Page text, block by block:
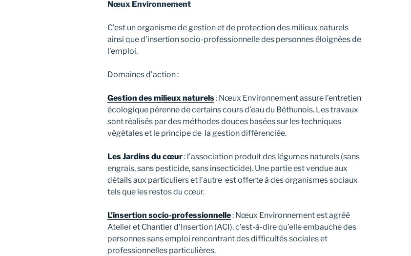
Nœux Environnement
C’est un organisme de gestion et de protection des milieux naturels
ainsi que d’insertion socio-professionnelle des personnes éloignées de
l’emploi.
Domaines d’action :
Gestion des milieux naturels: Nœux Environnement assure l’entretien
écologique pérenne de certains cours d’eau du Béthunois. Les travaux
sont réalisés par des méthodes douces basées sur les techniques
végétales et le principe de la gestion différenciée.
Les Jardins du cœur: l’association produit des légumes naturels (sans
engrais, sans pesticide, sans insecticide). Une partie est vendue aux
détails aux particuliers et l’autre est offerte à des organismes sociaux
tels que les restos du cœur.
L’insertion socio-professionnelle: Nœux Environnement est agréé
Atelier et Chantier d’Insertion (ACI), c’est-à-dire qu’elle embauche des
personnes sans emploi rencontrant des difficultés sociales et
professionnelles particulières.